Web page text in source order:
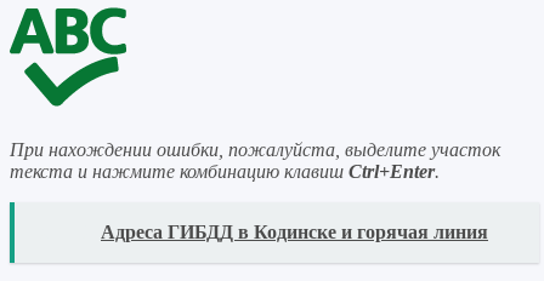
При нахождении ошибки, пожалуйста, выделите участок
текста и нажмите комбинацию клавиш Ctrl+Enter.
Адреса ГИБДД в Кодинске и горячая линия